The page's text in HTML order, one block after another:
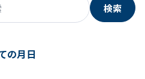
検索
の月日